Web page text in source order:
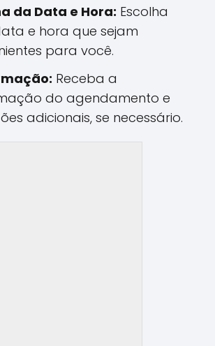
da Data e Hora: Escolha
e hora que sejam
para você.
Receba a
do agendamento e
adicionais, se necessário.